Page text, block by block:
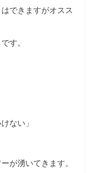
できますがオスス
す。
ない」
が湧いてきます。